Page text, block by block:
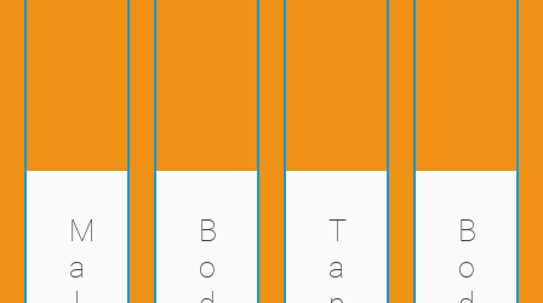
M
a
B
o
T
a
B
o